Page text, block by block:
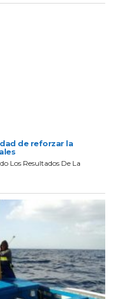
de reforzar la
Los Resultados De La